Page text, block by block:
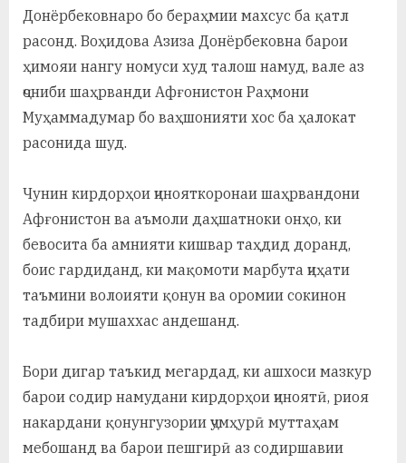
Донёрбековнаро бо бераҳмии махсус ба қатл
расонд. Воҳидова Азиза Донёрбековна барои
ҳимояи нангу номуси худ талош намуд, вале аз
ҷониби шаҳрванди Афғонистон Раҳмони
Муҳаммадумар бо ваҳшонияти хос ба ҳалокат
расонида шуд.
Чунин кирдорҳои ҷинояткоронаи шаҳрвандони
Афғонистон ва аъмоли даҳшатноки онҳо, ки
бевосита ба амнияти кишвар таҳдид доранд,
боис гардиданд, ки мақомоти марбута ҷиҳати
таъмини волоияти қонун ва оромии сокинон
тадбири мушаххас андешанд.
Бори дигар таъкид мегардад, ки ашхоси мазкур
барои содир намудани кирдорҳои ҷиноятӣ, риоя
накардани қонунгузории ҷумҳурӣ муттаҳам
мебошанд ва барои пешгирӣ аз содиршавии